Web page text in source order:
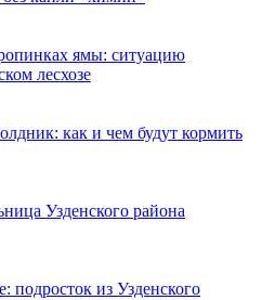
ямы: ситуацию
лесхозе
как и чем будут кормить
Узденского района
подросток из Узденского